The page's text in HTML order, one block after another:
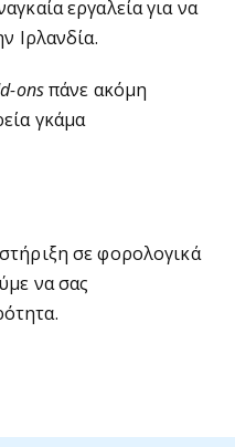
εργαλεία για να
Ιρλανδία.
onsπάνε ακόμη
γκάμα
σε φορολογικά
να σας